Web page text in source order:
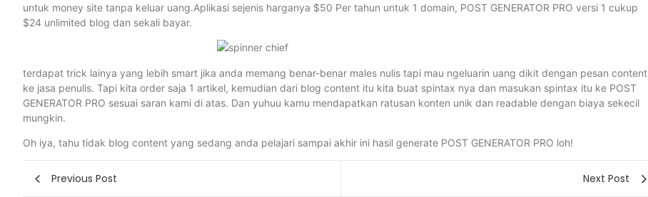
untuk money site tanpa keluar uang.Aplikasi sejenis harganya $50 Per tahun untuk 1 domain, POST GENERATOR PRO versi 1 cukup
$24 unlimited blog dan sekali bayar.
terdapat trick lainya yang lebih smart jika anda memang benar-benar males nulis tapi mau ngeluarin uang dikit dengan pesan content
ke jasa penulis. Tapi kita order saja 1 artikel, kemudian dari blog content itu kita buat spintax nya dan masukan spintax itu ke POST
GENERATOR PRO sesuai saran kami di atas. Dan yuhuu kamu mendapatkan ratusan konten unik dan readable dengan biaya sekecil
mungkin.
Oh iya, tahu tidak blog content yang sedang anda pelajari sampai akhir ini hasil generate POST GENERATOR PRO loh!
Previous Post Next Post